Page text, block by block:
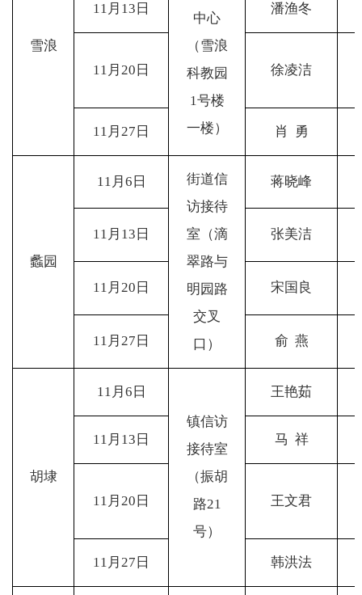
雪浪
中心
（雪浪
科教园
1号楼
一楼）
11 月13日 潘渔冬
11 月20日 徐凌洁
11 月27日 肖 勇
蠡园
11 月6日
街道信
访接待
室（滴
翠路与
明园路
交叉
口）
蒋晓峰
11 月13日 张美洁
11 月20日 宋国良
11 月27日 俞 燕
胡埭
11 月6日
镇信访
接待室
（振胡
路21
号）
王艳茹
11 月13日 马 祥
11 月20日 王文君
11 月27日 韩洪法